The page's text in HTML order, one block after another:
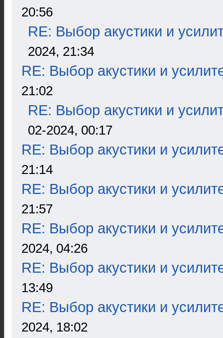
20:56
RE: Выбор акустики и
2024, 21:34
RE: Выбор акустики и
21:02
RE: Выбор акустики и
02-2024, 00:17
RE: Выбор акустики и
21:14
RE: Выбор акустики и
21:57
RE: Выбор акустики и
2024, 04:26
RE: Выбор акустики и
13:49
RE: Выбор акустики и
2024, 18:02